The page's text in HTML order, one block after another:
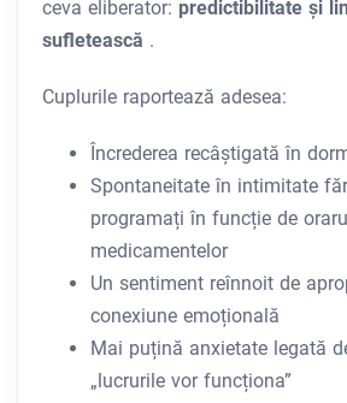
ceva eliberator: predictibilitate și
sufletească .
Cuplurile raportează adesea:
Încrederea recâștigată în
Spontaneitate în intimitate
programați în funcție de
medicamentelor
Un sentiment reînnoit de
conexiune emoțională
Mai puțină anxietate legată
„lucrurile vor funcționa”